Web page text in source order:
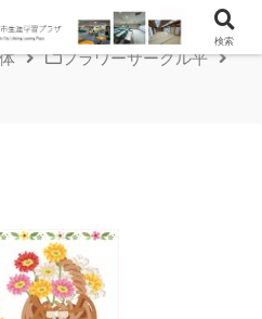
フラワーサークル平
検索